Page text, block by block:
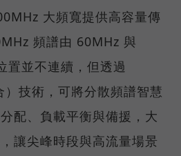
大頻寬提供高容量傳
頻譜由 60MHz 與
置並不連續，但透過
）技術，可將分散頻譜智慧
配、負載平衡與備援，大
讓尖峰時段與高流量場景